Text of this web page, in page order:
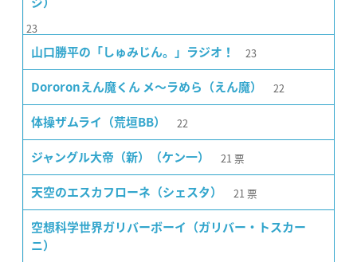
ジ）
23
山口勝平の「しゅみじん。」ラジオ！ 23
Dororonえん魔くん メ〜ラめら（えん魔） 22
体操ザムライ（荒垣BB） 22
ジャングル大帝（新）（ケン一） 21 票
天空のエスカフローネ（シェスタ） 21 票
空想科学世界ガリバーボーイ（ガリバー・トスカー
ニ）